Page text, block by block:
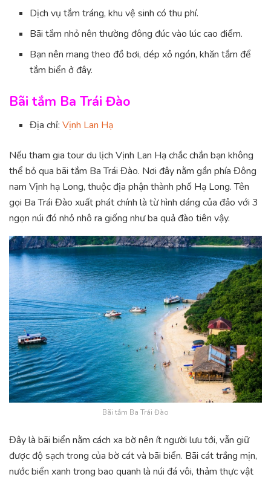
Dịch vụ tắm tráng, khu vệ sinh có thu phí.
Bãi tắm nhỏ nên thường đông đúc vào lúc cao điểm.
Bạn nên mang theo đồ bơi, dép xỏ ngón, khăn tắm để
tắm biển ở đây.
Bãi tắm Ba Trái Đào
Địa chỉ:Vịnh Lan Hạ
Nếu tham gia tour du lịch Vịnh Lan Hạ chắc chắn bạn không
thể bỏ qua bãi tắm Ba Trái Đào. Nơi đây nằm gần phía Đông
nam Vịnh hạ Long, thuộc địa phận thành phố Hạ Long. Tên
gọi Ba Trái Đào xuất phát chính là từ hình dáng của đảo với 3
ngọn núi đó nhỏ nhô ra giống như ba quả đào tiên vậy.
Bãi tắm Ba Trái Đào
Đây là bãi biển nằm cách xa bờ nên ít người lưu tới, vẫn giữ
được độ sạch trong của bờ cát và bãi biển. Bãi cát trắng mịn,
nước biển xanh trong bao quanh là núi đá vôi, thảm thực vật